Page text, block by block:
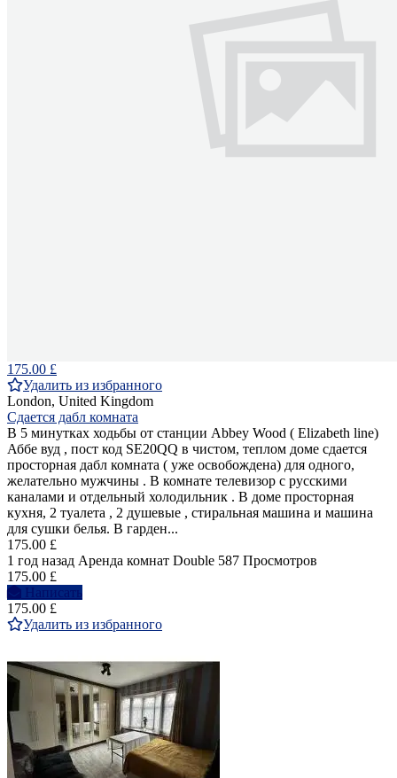
175.00 £
Удалить из избранного
London, United Kingdom
Сдается дабл комната
В 5 минутках ходьбы от станции Abbey Wood ( Elizabeth line)
Аббе вуд , пост код SE20QQ в чистом, теплом доме сдается
просторная дабл комната ( уже освобождена) для одного,
желательно мужчины . В комнате телевизор с русскими
каналами и отдельный холодильник . В доме просторная
кухня, 2 туалета , 2 душевые , стиральная машина и машина
для сушки белья. В гарден...
175.00 £
1 год назад Аренда комнат Double 587 Просмотров
175.00 £
Написать
175.00 £
Удалить из избранного